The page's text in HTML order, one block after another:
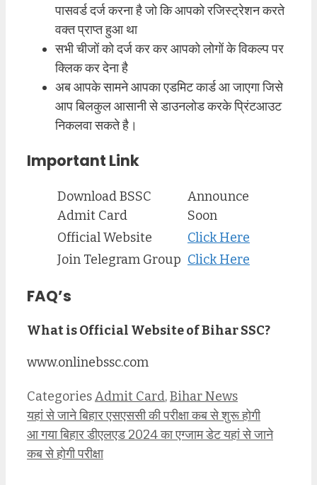
पासवर्ड दर्ज करना है जो कि आपको रजिस्ट्रेशन करते
वक्त प्राप्त हुआ था
सभी चीजों को दर्ज कर कर आपको लोगों के विकल्प पर
क्लिक कर देना है
अब आपके सामने आपका एडमिट कार्ड आ जाएगा जिसे
आप बिलकुल आसानी से डाउनलोड करके प्रिंटआउट
निकलवा सकते है।
Important Link
Download BSSC
Admit Card
Announce
Soon
Official Website
Click Here
Join Telegram Group Click Here
FAQ’s
What is Official Website of Bihar SSC?
www.onlinebssc.com
CategoriesAdmit Card,Bihar News
यहां से जाने बिहार एसएससी की परीक्षा कब से शुरू होगी
आ गया बिहार डीएलएड 2024 का एग्जाम डेट यहां से जाने
कब से होगी परीक्षा